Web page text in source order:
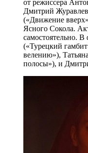
от режиссера
Дмитрий
(«Движение
Ясного Сокола.
самостоятельно.
(«Турецкий
велению»),
полосы»), и